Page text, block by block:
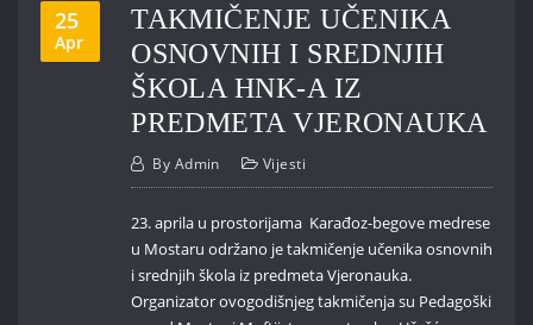
25
Apr
TAKMIČENJE UČENIKA
OSNOVNIH I SREDNJIH
ŠKOLA HNK-A IZ
PREDMETA VJERONAUKA
By Admin Vijesti
23. aprila u prostorijama Karađoz-begove medrese
u Mostaru održano je takmičenje učenika osnovnih
i srednjih škola iz predmeta Vjeronauka.
Organizator ovogodišnjeg takmičenja su Pedagoški